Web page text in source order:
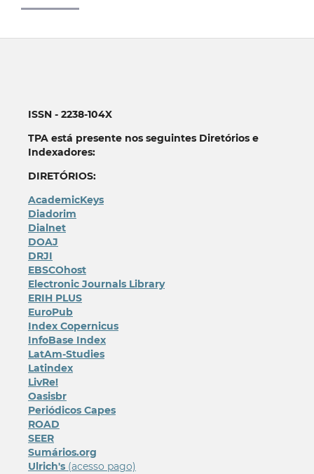
ISSN - 2238-104X
TPA está presente nos seguintes Diretórios e
Indexadores:
DIRETÓRIOS:
AcademicKeys
Diadorim
Dialnet
DOAJ
DRJI
EBSCOhost
Electronic Journals Library
ERIH PLUS
EuroPub
Index Copernicus
InfoBase Index
LatAm-Studies
Latindex
LivRe!
Oasisbr
Periódicos Capes
ROAD
SEER
Sumários.org
Ulrich's(acesso pago)